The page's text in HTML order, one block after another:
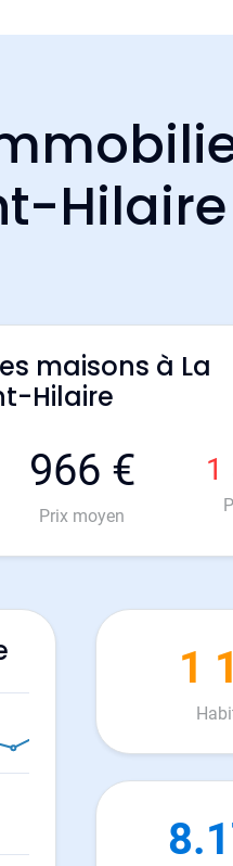
Hilaire
maisons à La
Hilaire
966 €
Prix moyen
1
1